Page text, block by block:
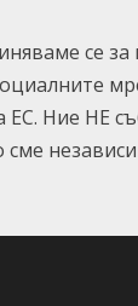
се за
ЕС. Ние НЕ